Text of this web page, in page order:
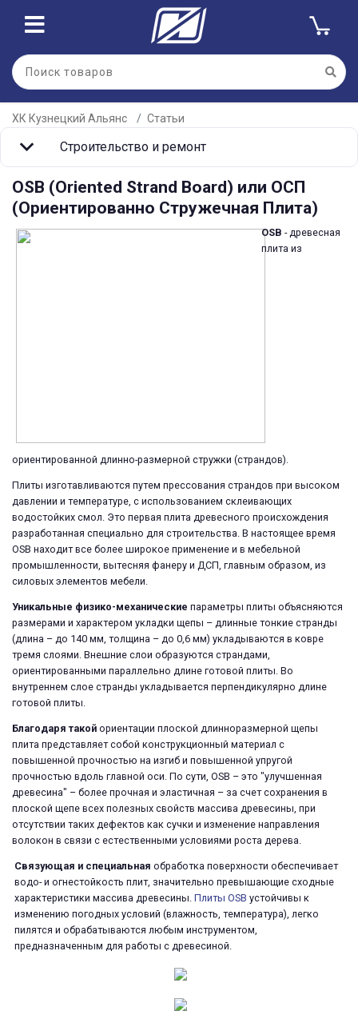
ХК Кузнецкий Альянс Статьи
Строительство и ремонт
OSB (Oriented Strand Board) или ОСП
(Ориентированно Стружечная Плита)
OSB - древесная
плита из
ориентированной длинно-размерной стружки (страндов).
Плиты изготавливаются путем прессования страндов при высоком
давлении и температуре, с использованием склеивающих
водостойких смол. Это первая плита древесного происхождения
разработанная специально для строительства. В настоящее время
OSB находит все более широкое применение и в мебельной
промышленности, вытесняя фанеру и ДСП, главным образом, из
силовых элементов мебели.
Уникальные физико-механические параметры плиты объясняются
размерами и характером укладки щепы – длинные тонкие странды
(длина – до 140 мм, толщина – до 0,6 мм) укладываются в ковре
тремя слоями. Внешние слои образуются страндами,
ориентированными параллельно длине готовой плиты. Во
внутреннем слое странды укладывается перпендикулярно длине
готовой плиты.
Благодаря такой ориентации плоской длинноразмерной щепы
плита представляет собой конструкционный материал с
повышенной прочностью на изгиб и повышенной упругой
прочностью вдоль главной оси. По сути, OSB – это "улучшенная
древесина" – более прочная и эластичная – за счет сохранения в
плоской щепе всех полезных свойств массива древесины, при
отсутствии таких дефектов как сучки и изменение направления
волокон в связи с естественными условиями роста дерева.
Связующая и специальная обработка поверхности обеспечивает
водо- и огнестойкость плит, значительно превышающие сходные
характеристики массива древесины. Плиты OSB устойчивы к
изменению погодных условий (влажность, температура), легко
пилятся и обрабатываются любым инструментом,
предназначенным для работы с древесиной.